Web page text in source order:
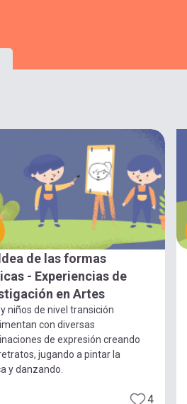
de las formas
- Experiencias de
en Artes
y niños de nivel transición
con diversas
de expresión creando
jugando a pintar la
y danzando.
4